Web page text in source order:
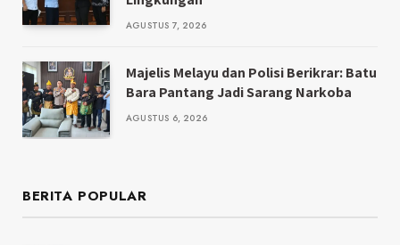
AGUSTUS 7, 2026
Majelis Melayu dan Polisi Berikrar: Batu
Bara Pantang Jadi Sarang Narkoba
AGUSTUS 6, 2026
BERITA POPULAR